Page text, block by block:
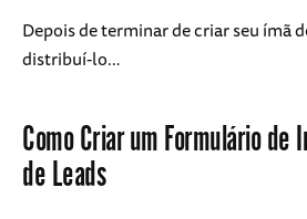
Depois de terminar de criar seu ímã
distribuí-lo…
Como Criar um Formulário de
de Leads